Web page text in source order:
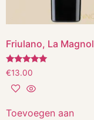
Friulano, La
Gewaardeerd
5.00
uit 5
€13.00
Toevoegen aan